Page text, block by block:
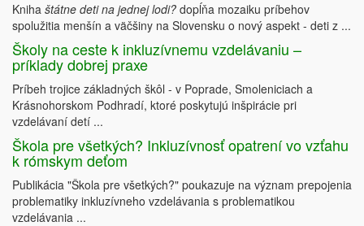
Kniha štátne deti na jednej lodi? dopĺňa mozaiku príbehov
spolužitia menšín a väčšiny na Slovensku o nový aspekt - deti z ...
Školy na ceste k inkluzívnemu vzdelávaniu –
príklady dobrej praxe
Príbeh trojice základných škôl - v Poprade, Smoleniciach a
Krásnohorskom Podhradí, ktoré poskytujú inšpirácie pri
vzdelávaní detí ...
Škola pre všetkých? Inkluzívnosť opatrení vo vzťahu
k rómskym deťom
Publikácia "Škola pre všetkých?" poukazuje na význam prepojenia
problematiky inkluzívneho vzdelávania s problematikou
vzdelávania ...